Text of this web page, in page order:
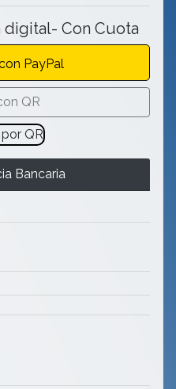
digital- Con Cuota
PayPal
QR
Bancaria